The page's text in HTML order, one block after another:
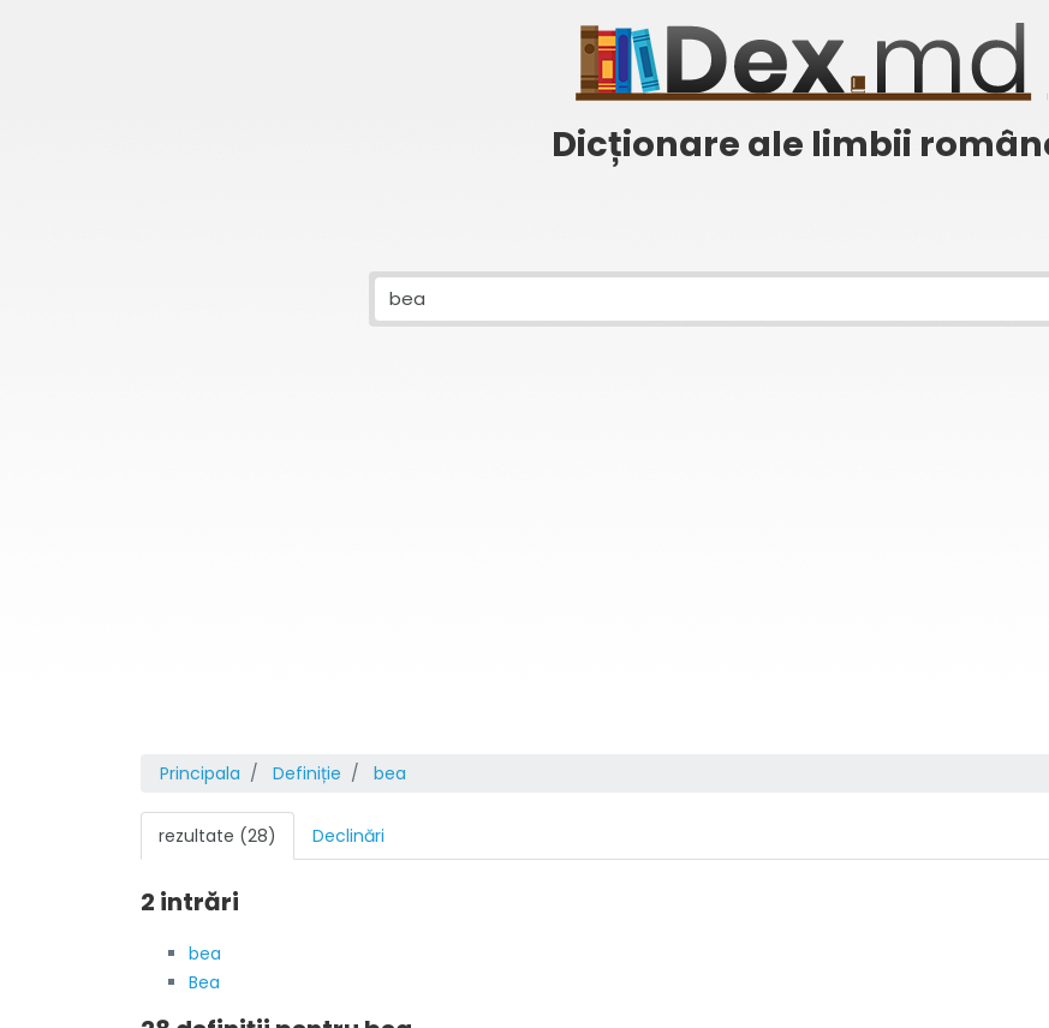
Dicționare ale limbii
Principala Definiție bea
rezultate (28) Declinări
2 intrări
bea
Bea